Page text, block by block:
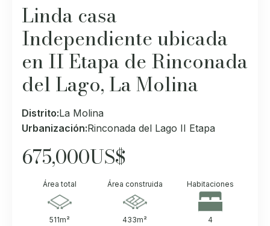
Linda casa
Independiente ubicada
en II Etapa de Rinconada
del Lago, La Molina
Distrito:La Molina
Urbanización:Rinconada del Lago II Etapa
675,000US$
Área total
511m²
Área construida
433m²
Habitaciones
4